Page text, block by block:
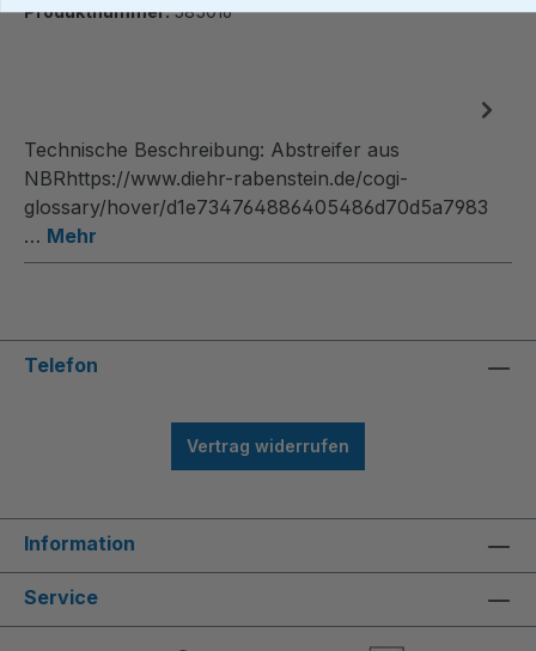
Produktnummer:585016
Technische Beschreibung: Abstreifer aus
NBRhttps://www.diehr-rabenstein.de/cogi-
glossary/hover/d1e734764886405486d70d5a7983
… Mehr
Telefon
Vertrag widerrufen
Information
Service